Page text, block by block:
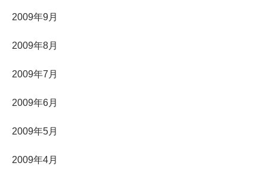
2009年9月
2009年8月
2009年7月
2009年6月
2009年5月
2009年4月